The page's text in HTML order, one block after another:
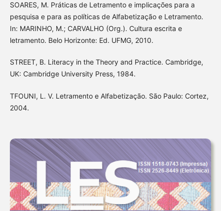
SOARES, M. Práticas de Letramento e implicações para a
pesquisa e para as políticas de Alfabetização e Letramento.
In: MARINHO, M.; CARVALHO (Org.). Cultura escrita e
letramento. Belo Horizonte: Ed. UFMG, 2010.
STREET, B. Literacy in the Theory and Practice. Cambridge,
UK: Cambridge University Press, 1984.
TFOUNI, L. V. Letramento e Alfabetização. São Paulo: Cortez,
2004.